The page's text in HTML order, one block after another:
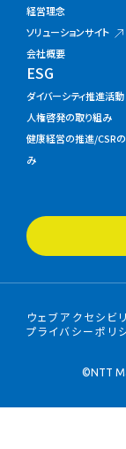
経営理念
ソリューションサイト
会社概要
ESG
ダイバーシティ推進活動
人権啓発の取り組み
健康経営の推進/CSR
み
ウェブアクセシビ
プライバシーポリ
©NTT